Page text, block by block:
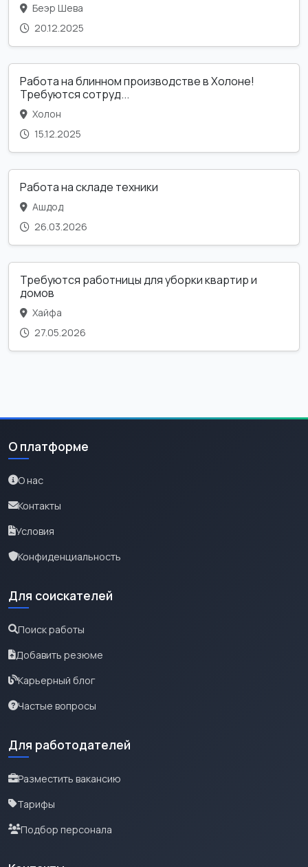
Беэр Шева
20.12.2025
Работа на блинном производстве в Холоне!
Требуются сотруд...
Холон
15.12.2025
Работа на складе техники
Ашдод
26.03.2026
Требуются работницы для уборки квартир и
домов
Хайфа
27.05.2026
О платформе
О нас
Контакты
Условия
Конфиденциальность
Для соискателей
Поиск работы
Добавить резюме
Карьерный блог
Частые вопросы
Для работодателей
Разместить вакансию
Тарифы
Подбор персонала